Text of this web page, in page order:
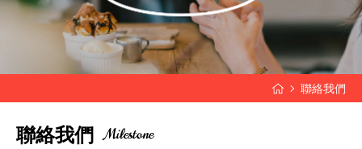
聯絡我們
聯絡我們 Milestone